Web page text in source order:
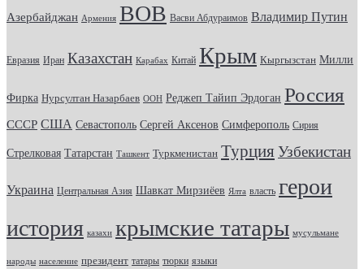
Азербайджан Армения ВОВ Васви Абдураимов Владимир Путин
Евразия Иран Казахстан Карабах Китай Крым Кыргызстан Милли
Фирка Нурсултан Назарбаев ООН Реджеп Тайип Эрдоган Россия
СССР США Севастополь Сергей Аксенов Симферополь Сирия
Стрелковая Татарстан Ташкент Туркменистан Турция Узбекистан
Украина Центральная Азия Шавкат Мирзиёев Ялта власть герои
история казахи крымские татары мусульмане
народы население президент татары тюрки языки